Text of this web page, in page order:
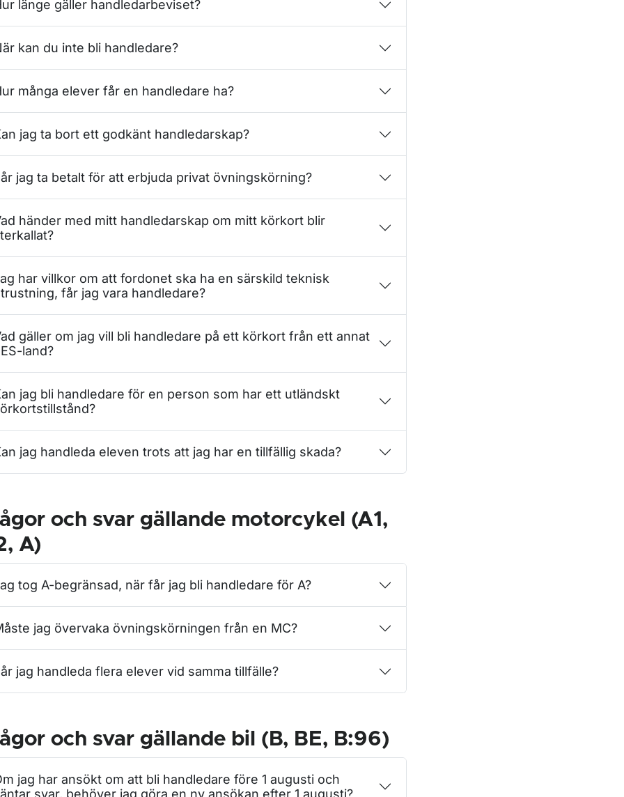
länge gäller handledarbeviset?
kan du inte bli handledare?
många elever får en handledare ha?
jag ta bort ett godkänt handledarskap?
jag ta betalt för att erbjuda privat övningskörning?
händer med mitt handledarskap om mitt körkort blir
har villkor om att fordonet ska ha en särskild teknisk
får jag vara handledare?
gäller om jag vill bli handledare på ett körkort från ett annat
land?
jag bli handledare för en person som har ett utländskt
jag handleda eleven trots att jag har en tillfällig skada?
och svar gällande motorcykel (A1,
A)
tog A-begränsad, när får jag bli handledare för A?
jag övervaka övningskörningen från en MC?
jag handleda flera elever vid samma tillfälle?
och svar gällande bil (B, BE, B:96)
jag har ansökt om att bli handledare före 1 augusti och
svar, behöver jag göra en ny ansökan efter 1 augusti?